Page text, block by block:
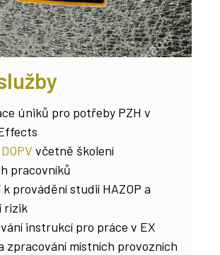
úniků pro potřeby PZH v
DOPV včetně školení
pracovníků
k provádění studií HAZOP a
rizik
instrukcí pro práce v EX
zpracování místních provozních